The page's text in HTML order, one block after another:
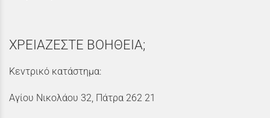
ΧΡΕΙΑΖΕΣΤΕ ΒΟΗΘΕΙΑ;
Κεντρικό κατάστημα:
Αγίου Νικολάου 32, Πάτρα 262 21